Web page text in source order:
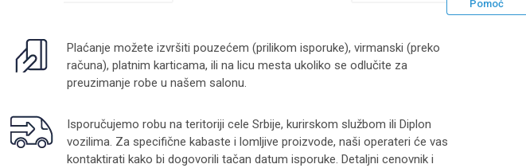
Pomoć
Plaćanje možete izvršiti pouzećem (prilikom isporuke), virmanski (preko
računa), platnim karticama, ili na licu mesta ukoliko se odlučite za
preuzimanje robe u našem salonu.
Isporučujemo robu na teritoriji cele Srbije, kurirskom službom ili Diplon
vozilima. Za specifične kabaste i lomljive proizvode, naši operateri će vas
kontaktirati kako bi dogovorili tačan datum isporuke. Detaljni cenovnik i